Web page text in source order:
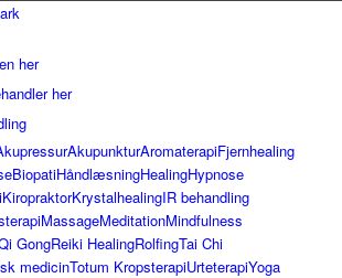
her
her
AkupunkturAromaterapiFjernhealing
BiopatiHåndlæsningHealingHypnose
KiropraktorKrystalhealingIR behandling
MassageMeditationMindfulness
GongReiki HealingRolfingTai Chi
medicinTotum KropsterapiUrteterapiYoga